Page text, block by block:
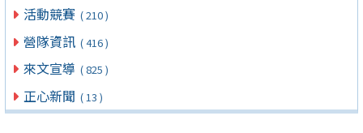
活動競賽 ( 210 )
營隊資訊 ( 416 )
來文宣導 ( 825 )
正心新聞 ( 13 )